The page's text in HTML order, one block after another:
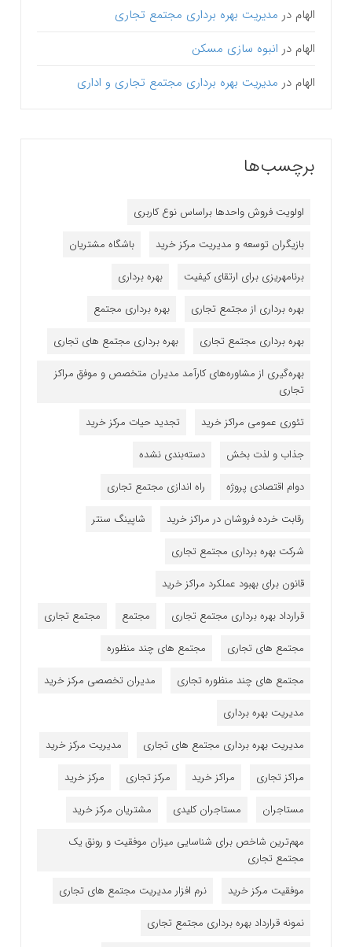
الهام در مدیریت بهره برداری مجتمع تجاری
الهام در انبوه سازی مسکن
الهام در مدیریت بهره برداری مجتمع تجاری و اداری
برچسب‌ها
اولویت فروش واحدها براساس نوع کاربری
بازیگران توسعه و مدیریت مرکز خرید
باشگاه مشتریان
برنامه‎ریزی برای ارتقای کیفیت
بهره برداری
بهره برداری از مجتمع تجاری
بهره برداری مجتمع
بهره برداری مجتمع تجاری
بهره برداری مجتمع های تجاری
بهره‌گیری از مشاوره‌های کارآمد مدیران متخصص و موفق مراکز
تجاری
تئوری عمومی مراکز خرید
تجدید حیات مرکز خرید
جذاب و لذت بخش
دسته‌بندی نشده
دوام اقتصادی پروژه
راه اندازی مجتمع تجاری
رقابت خرده فروشان در مراکز خرید
شاپینگ سنتر
شرکت بهره برداری مجتمع تجاری
قانون برای بهبود عملکرد مراکز خرید
قرارداد بهره برداری مجتمع تجاری
مجتمع
مجتمع تجاری
مجتمع های تجاری
مجتمع های چند منظوره
مجتمع های چند منظوره تجاری
مدیران تخصصی مرکز خرید
مدیریت بهره برداری
مدیریت بهره برداری مجتمع های تجاری
مدیریت مرکز خرید
مراکز تجاری
مراکز خرید مرکز تجاری
مرکز خرید
مستاجران
مستاجران کلیدی
مشتریان مرکز خرید
مهم‌ترین شاخص برای شناسایی میزان موفقیت و رونق یک
مجتمع تجاری
موفقیت مرکز خرید
نرم افزار مدیریت مجتمع های تجاری
نمونه قرارداد بهره برداری مجتمع تجاری